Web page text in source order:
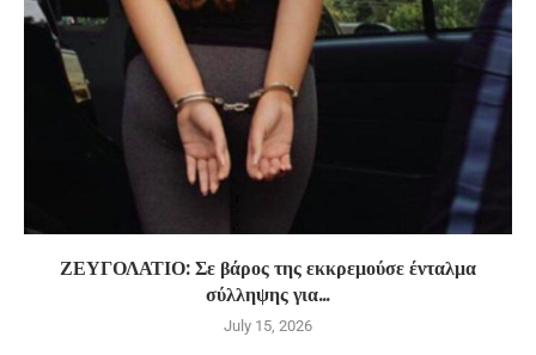
ΖΕΥΓΟΛΑΤΙΟ: Σε βάρος της εκκρεμούσε ένταλμα
σύλληψης για...
July 15, 2026